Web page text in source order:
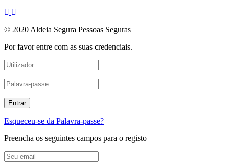
© 2020 Aldeia Segura Pessoas Seguras
Por favor entre com as suas credenciais.
Esqueceu-se da Palavra-passe?
Preencha os seguintes campos para o registo